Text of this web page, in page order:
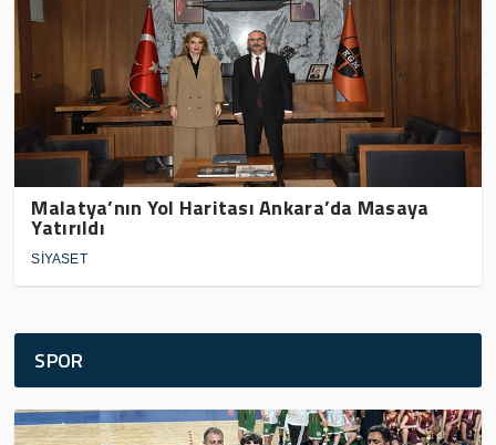
Malatya’nın Yol Haritası Ankara’da Masaya
Yatırıldı
SİYASET
SPOR